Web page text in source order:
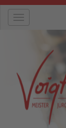
Navigation